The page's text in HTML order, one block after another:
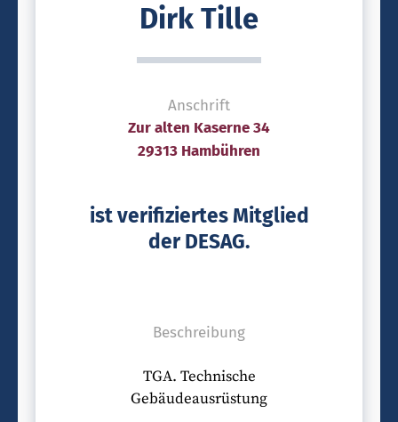
Dirk Tille
Anschrift
Zur alten Kaserne 34
29313 Hambühren
ist verifiziertes Mitglied
der DESAG.
Beschreibung
TGA. Technische
Gebäudeausrüstung